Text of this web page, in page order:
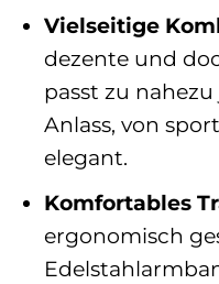
Vielseitige
dezente und
passt zu
Anlass, von
elegant.
Komfortables
ergonomisch